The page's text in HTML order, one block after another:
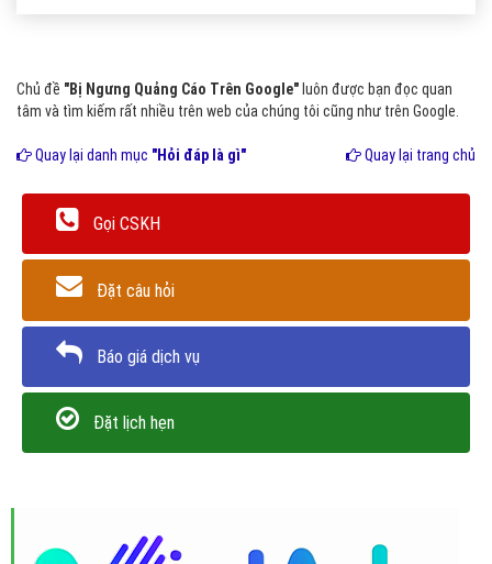
Chủ đề "Bị Ngưng Quảng Cáo Trên Google" luôn được bạn đọc quan
tâm và tìm kiếm rất nhiều trên web của chúng tôi cũng như trên Google.
Quay lại danh mục "Hỏi đáp là gì" Quay lại trang chủ
Gọi CSKH
Đặt câu hỏi
Báo giá dịch vụ
Đặt lịch hẹn